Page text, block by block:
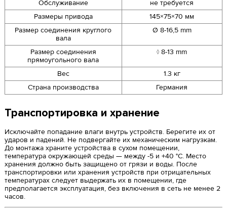
Обслуживание
не требуется
Размеры привода
145×75×70 мм
Размер соединения круглого
вала
Ø 8-16,5 mm
Размер соединения
прямоугольного вала
◊ 8-13 mm
Вес
1.3 кг
Страна производства
Германия
Транспортировка и хранение
Исключайте попадание влаги внутрь устройств. Берегите их от
ударов и падений. Не подвергайте их механическим нагрузкам.
До монтажа храните устройства в сухом помещении,
температура окружающей среды — между -5 и +40 °С. Место
хранения должно быть защищено от грязи и воды. После
транспортировки или хранения устройств при отрицательных
температурах следует выдержать их в помещении, где
предполагается эксплуатация, без включения в сеть не менее 2
часов.